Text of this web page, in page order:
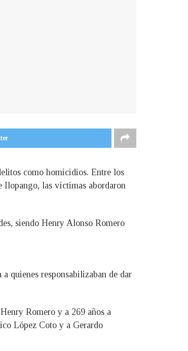
como homicidios. Entre los
Ilopango, las víctimas abordaron
siendo Henry Alonso Romero
quienes responsabilizaban de dar
Romero y a 269 años a
López Coto y a Gerardo